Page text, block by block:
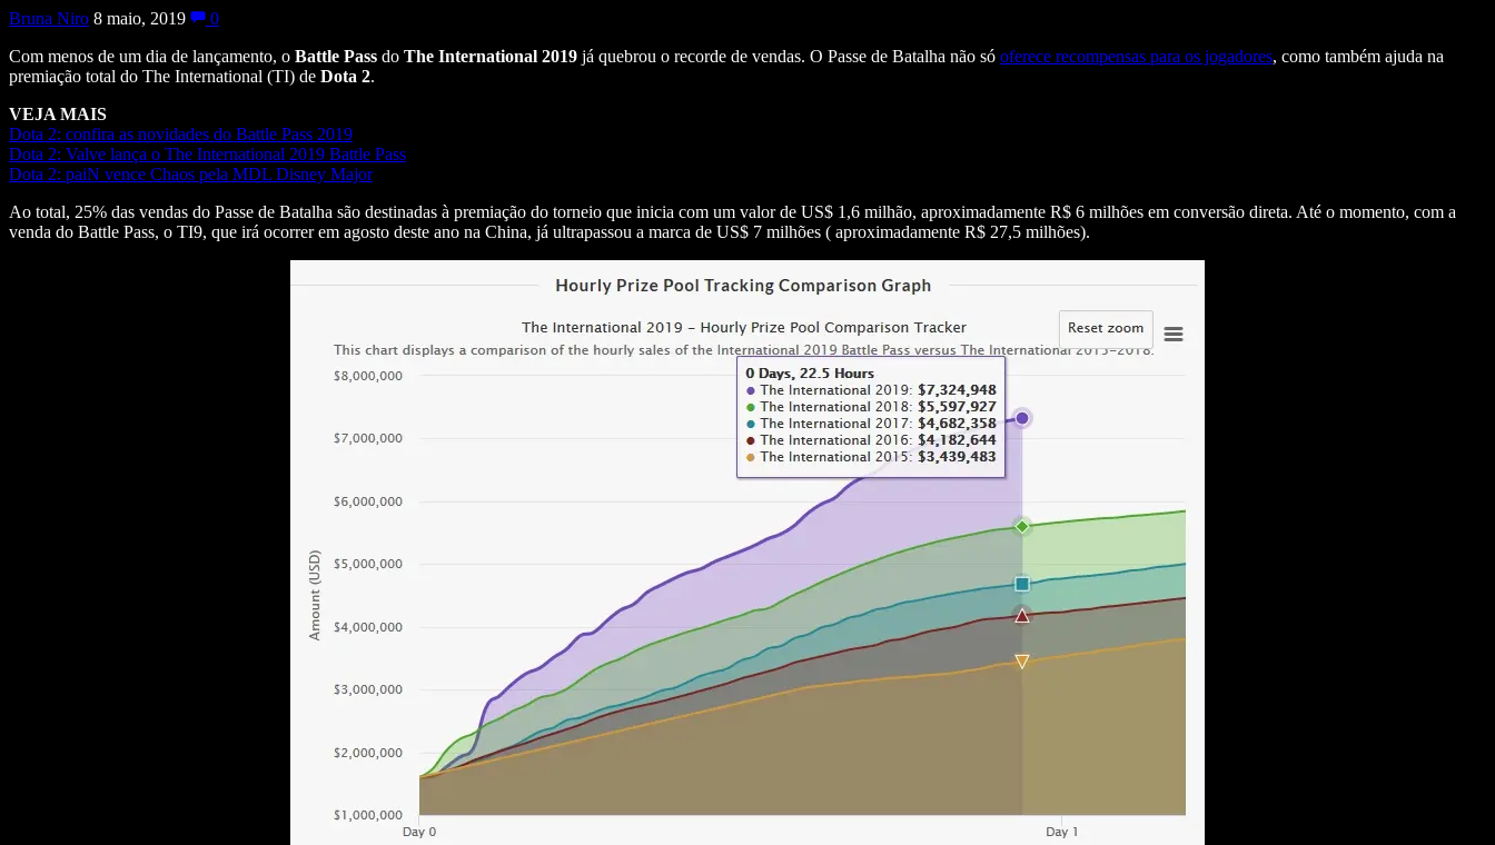
Bruna Niro 8 maio, 2019
0
Com menos de um dia de lançamento, o Battle Pass do The International 2019 já quebrou o recorde de vendas. O Passe de Batalha não só oferece recompensas para os jogadores, como também ajuda na
premiação total do The International (TI) de Dota 2.
VEJA MAIS
Dota 2: confira as novidades do Battle Pass 2019
Dota 2: Valve lança o The International 2019 Battle Pass
Dota 2: paiN vence Chaos pela MDL Disney Major
Ao total, 25% das vendas do Passe de Batalha são destinadas à premiação do torneio que inicia com um valor de US$ 1,6 milhão, aproximadamente R$ 6 milhões em conversão direta. Até o momento, com a
venda do Battle Pass, o TI9, que irá ocorrer em agosto deste ano na China, já ultrapassou a marca de US$ 7 milhões ( aproximadamente R$ 27,5 milhões).